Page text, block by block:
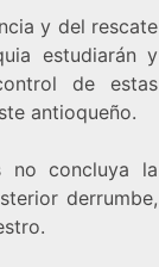
y del rescate
estudiarán y
de estas
antioqueño.
no concluya la
derrumbe,